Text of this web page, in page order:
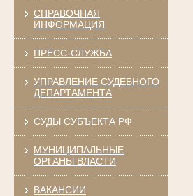
СПРАВОЧНАЯ
ИНФОРМАЦИЯ
ПРЕСС-СЛУЖБА
УПРАВЛЕНИЕ СУДЕБНОГО
ДЕПАРТАМЕНТА
СУДЫ СУБЪЕКТА РФ
МУНИЦИПАЛЬНЫЕ
ОРГАНЫ ВЛАСТИ
ВАКАНСИИ